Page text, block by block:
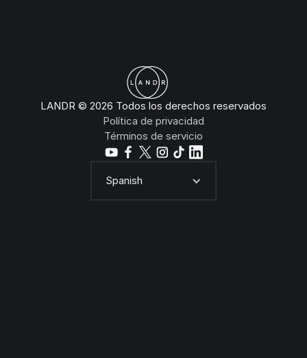
LANDR © 2026 Todos los derechos reservados
Política de privacidad
Términos de servicio
Spanish